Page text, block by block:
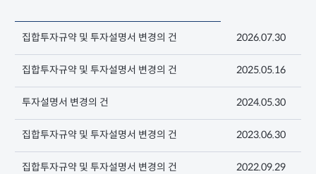
집합투자규약 및 투자설명서 변경의 건 2026.07.30
집합투자규약 및 투자설명서 변경의 건 2025.05.16
투자설명서 변경의 건 2024.05.30
집합투자규약 및 투자설명서 변경의 건 2023.06.30
집합투자규약 및 투자설명서 변경의 건 2022.09.29